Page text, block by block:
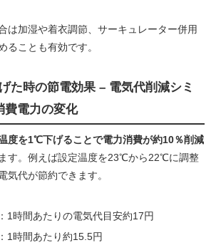
は加湿や着衣調節、サーキュレーター併用
ることも有効です。
た時の節電効果 – 電気代削減シミ
費電力の変化
度を1℃下げることで電力消費が約10％削減
す。例えば設定温度を23℃から22℃に調整
気代が節約できます。
1時間あたりの電気代目安約17円
1時間あたり約15.5円